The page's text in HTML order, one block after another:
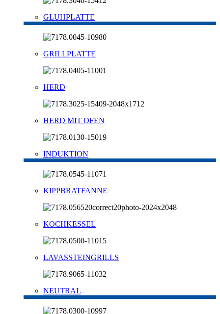
GLUHPLATTE
GRILLPLATTE
HERD
HERD MIT OFEN
INDUKTION
KIPPBRATFANNE
KOCHKESSEL
LAVASSTEINGRILLS
NEUTRAL